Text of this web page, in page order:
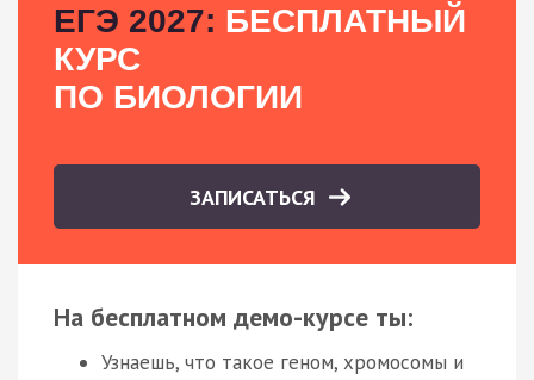
ЕГЭ 2027: БЕСПЛАТНЫЙ
КУРС
ПО БИОЛОГИИ
ЗАПИСАТЬСЯ
На бесплатном демо-курсе ты:
Узнаешь, что такое геном, хромосомы и